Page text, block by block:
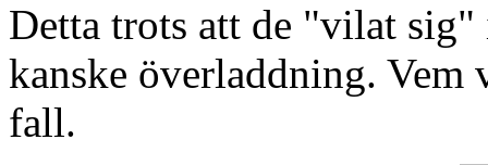
Detta trots att de "vilat sig"
kanske överladdning. Vem
fall.